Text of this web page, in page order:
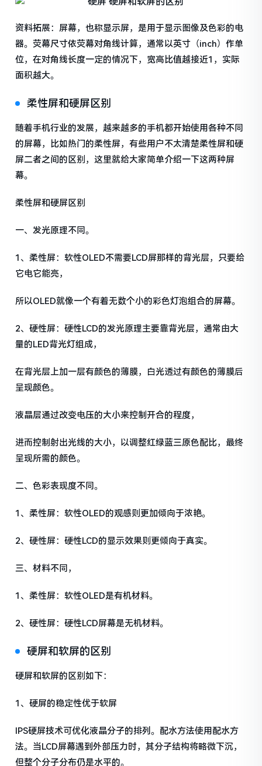
资料拓展：屏幕，也称显示屏，是用于显示图像及色彩的电
器。荧幕尺寸依荧幕对角线计算，通常以英寸（inch）作单
位，在对角线长度一定的情况下，宽高比值越接近1，实际
面积越大。
柔性屏和硬屏区别
随着手机行业的发展，越来越多的手机都开始使用各种不同
的屏幕，比如热门的柔性屏，有些用户不太清楚柔性屏和硬
屏二者之间的区别，这里就给大家简单介绍一下这两种屏
幕。
柔性屏和硬屏区别
一、发光原理不同。
1、柔性屏：软性OLED不需要LCD屏那样的背光层，只要给
它电它能亮，
所以OLED就像一个有着无数个小的彩色灯泡组合的屏幕。
2、硬性屏：硬性LCD的发光原理主要靠背光层，通常由大
量的LED背光灯组成，
在背光层上加一层有颜色的薄膜，白光透过有颜色的薄膜后
呈现颜色。
液晶层通过改变电压的大小来控制开合的程度，
进而控制射出光线的大小，以调整红绿蓝三原色配比，最终
呈现所需的颜色。
二、色彩表现度不同。
1、柔性屏：软性OLED的观感则更加倾向于浓艳。
2、硬性屏：硬性LCD的显示效果则更倾向于真实。
三、材料不同，
1、柔性屏：软性OLED是有机材料。
2、硬性屏：硬性LCD屏幕是无机材料。
硬屏和软屏的区别
硬屏和软屏的区别如下：
1、硬屏的稳定性优于软屏
IPS硬屏技术可优化液晶分子的排列。配水方法使用配水方
法。当LCD屏幕遇到外部压力时，其分子结构将略微下沉，
但整个分子分布仍是水平的。